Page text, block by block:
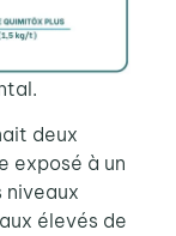
deux
exposé à un
niveaux
élevés de